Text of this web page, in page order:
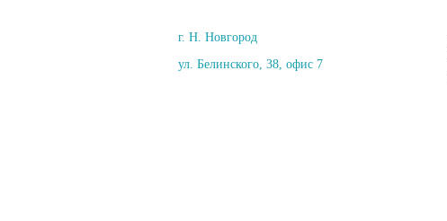
г. Н. Новгород
ул. Белинского, 38, офис 7